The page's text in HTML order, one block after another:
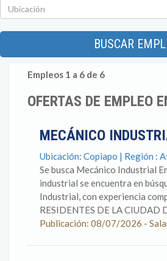
BUSCAR
Empleos 1 a 6 de 6
OFERTAS DE EMPLEO
MECÁNICO
Ubicación: Copiapo | Región :
Se busca Mecánico Industrial
industrial se encuentra en
Industrial, con experiencia
RESIDENTES DE LA CIUDAD
Publicación: 08/07/2026 -